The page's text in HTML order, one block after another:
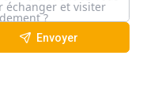
Envoyer